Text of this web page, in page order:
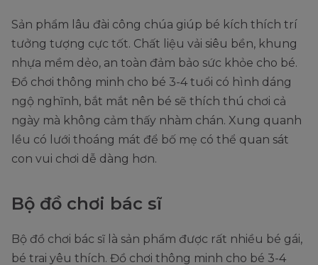
Sản phẩm lâu đài công chúa giúp bé kích thích trí
tưởng tượng cực tốt. Chất liệu vải siêu bền, khung
nhựa mềm dẻo, an toàn đảm bảo sức khỏe cho bé.
Đồ chơi thông minh cho bé 3-4 tuổi có hình dáng
ngộ nghĩnh, bắt mắt nên bé sẽ thích thú chơi cả
ngày mà không cảm thấy nhàm chán. Xung quanh
lều có lưới thoáng mát để bố mẹ có thể quan sát
con vui chơi dễ dàng hơn.
Bộ đồ chơi bác sĩ
Bộ đồ chơi bác sĩ là sản phẩm được rất nhiều bé gái,
bé trai yêu thích. Đồ chơi thông minh cho bé 3-4